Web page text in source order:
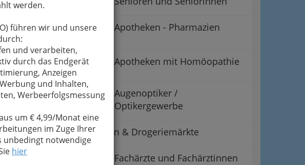
werden.
führen wir und unsere
und verarbeiten,
durch das Endgerät
Anzeigen
und Inhalten,
Werbeerfolgsmessung
um € 4,99/Monat eine
im Zuge Ihrer
unbedingt notwendige
hier
Apotheken - Pharmazien
Apotheken mit Homöopathie
Augenoptiker /
Optikergewerbe
Drogerien & Drogeriemärkte
Fachärzte und Fachärztinnen